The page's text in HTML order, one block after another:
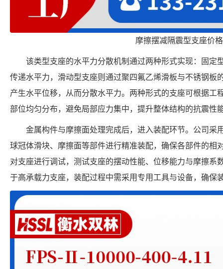
摩擦摆减隔震型支座价格
该类型支座的水平力分散机制通过两种形式实现：固定
传递水平力，滑动型支座则通过聚四氟乙烯滑板与不锈钢板
产生水平位移，从而分散水平力。两种形式的支座可根据工
部位均匀分布，避免局部应力集中，提升整体结构的抗震性
金属构件与摩擦面处理完成后，进入装配环节。公司采
球冠体滑块、摩擦面等部件进行精准装配，确保各部件的相
对支座进行调试，测试支座的摆动性能、位移能力与摩擦系
于高承载力支座，装配过程中需采用专用工具与设备，确保